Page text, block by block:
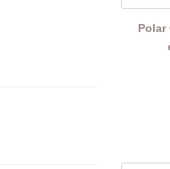
Polar